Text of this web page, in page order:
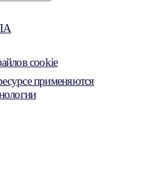
cookie
применяются